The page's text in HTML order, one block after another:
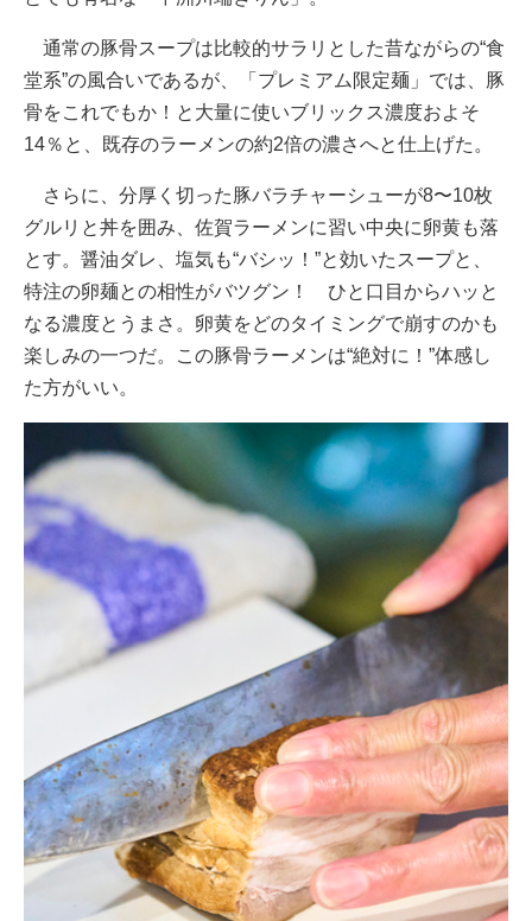
通常の豚骨スープは比較的サラリとした昔ながらの“食
堂系”の風合いであるが、「プレミアム限定麺」では、豚
骨をこれでもか！と大量に使いブリックス濃度およそ
14％と、既存のラーメンの約2倍の濃さへと仕上げた。
さらに、分厚く切った豚バラチャーシューが8〜10枚
グルリと丼を囲み、佐賀ラーメンに習い中央に卵黄も落
とす。醤油ダレ、塩気も“バシッ！”と効いたスープと、
特注の卵麺との相性がバツグン！ ひと口目からハッと
なる濃度とうまさ。卵黄をどのタイミングで崩すのかも
楽しみの一つだ。この豚骨ラーメンは“絶対に！”体感し
た方がいい。